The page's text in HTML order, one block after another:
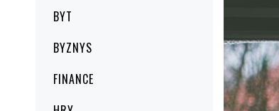
BYT
BYZNYS
FINANCE